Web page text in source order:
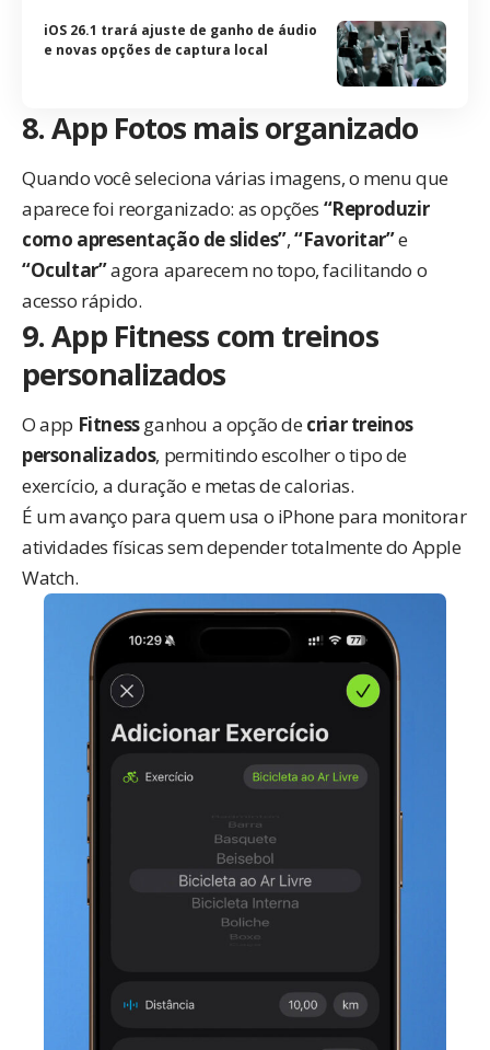
iOS 26.1 trará ajuste de ganho de áudio
e novas opções de captura local
8. App Fotos mais organizado
Quando você seleciona várias imagens, o menu que
aparece foi reorganizado: as opções “Reproduzir
como apresentação de slides”,“Favoritar”e
“Ocultar”agora aparecem no topo, facilitando o
acesso rápido.
9. App Fitness com treinos
personalizados
O app Fitnessganhou a opção de criar treinos
personalizados, permitindo escolher o tipo de
exercício, a duração e metas de calorias.
É um avanço para quem usa o iPhone para monitorar
atividades físicas sem depender totalmente do Apple
Watch.